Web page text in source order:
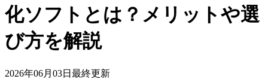
化ソフトとは？メリットや選
び方を解説
2026年06月03日 最終更新